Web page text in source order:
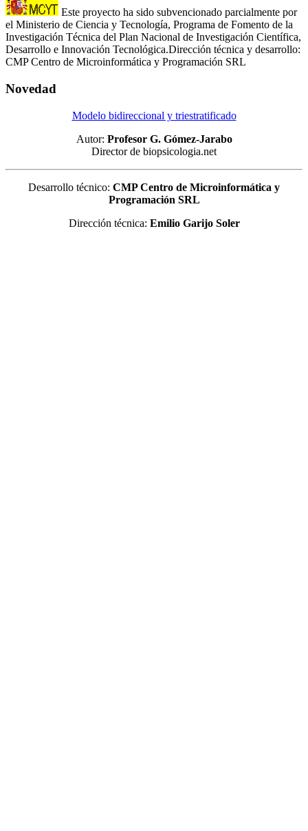
Este proyecto ha sido subvencionado parcialmente por
el Ministerio de Ciencia y Tecnología, Programa de Fomento de la
Investigación Técnica del Plan Nacional de Investigación Científica,
Desarrollo e Innovación Tecnológica.Dirección técnica y desarrollo:
CMP Centro de Microinformática y Programación SRL
Novedad
Modelo bidireccional y triestratificado
Autor: Profesor G. Gómez-Jarabo
Director de biopsicologia.net
Desarrollo técnico: CMP Centro de Microinformática y
Programación SRL
Dirección técnica: Emilio Garijo Soler